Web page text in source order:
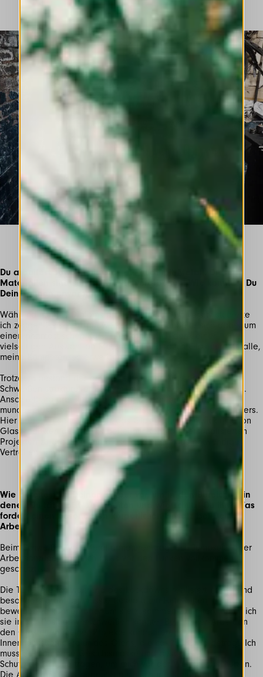
Du arbeitest sowohl mit Glas als auch mit Metall. Diese
Materialien sind sehr schwer zu verarbeiten. Wie konntest Du
Dein Können erwerben?
Während meines Diploms an der Falmouth University studierte
ich zeitgenössische Handwerkskunst. Es handelte sich dabei um
einen phantastischen Kurs. Hier konnte ich dank einer
vielseitigen Auswahl an Materialien, u.a. auch Glas und Metalle,
meine Kompetenzen erwerben.
Trotzdem bestand der größte Teil meiner Arbeit aus dem
Schweißen struktureller Formen, mit einem kleinen Glasanteil.
Anschließend arbeitete ich für ein Unternehmen, das
mundgeblasene Beleuchtungen herstellt: Rothschild and Bickers.
Hier habe ich sehr viel über das Glas und die Entwicklung von
Glasprodukten gelernt. Es gefiel mir sehr, an personalisierten
Projekten zu arbeiten und diese gaben mir das notwendige
Vertrauen, um mich bei RCA zu kandidieren.
Wie bereitest Du Deinen Körper vor, um in den Bereichen, in
denen Du tätig bist, zu arbeiten und wie schützt Du ihn? Was
fordert einen besonderen körperlichen Einsatz bei Deiner
Arbeit?
Beim Schweißen von Metallarmaturen trage ich Jumpsuits oder
Arbeitsanzüge, denn ich muss vor den Funken vollkommen
geschützt sein.
Die Teile, die ich während des Lockdowns realisiert habe, sind
besonders groß. Ich musste deshalb um Hilfe bitten, um sie
bewegen zu können oder um sie zusammen zu halten, damit ich
sie in der Position verschweißen konnte. Bei meiner Arbeit an
den Glasteilen meiner Projekte kontrolliere ich die
Innenhöchsttemperatur des Ofens, die ca. 750 Grad beträgt. Ich
muss deshalb eine Gesichtsmaske und besondere
Schutzhandschuhe tragen, um mich vor der Wärme zu schützen.
Die Arbeit mit Glas bedeutet auch scharfe Kanten beim